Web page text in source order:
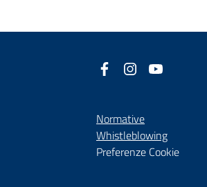
Facebook
(nuova scheda - new
Instagram
(nuova
Normative
Whistleblowing(nuova
Preferenze Cookie